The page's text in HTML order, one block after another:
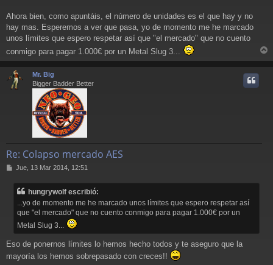
Ahora bien, como apuntáis, el número de unidades es el que hay y no
hay mas. Esperemos a ver que pasa, yo de momento me he marcado
unos límites que espero respetar así que "el mercado" que no cuento
conmigo para pagar 1.000€ por un Metal Slug 3...
r
Mr. Big
Bigger Badder Better
Re: Colapso mercado AES
M
Jue, 13 Mar 2014, 12:51
hungrywolf escribió:
...yo de momento me he marcado unos límites que espero respetar así
que "el mercado" que no cuento conmigo para pagar 1.000€ por un
Metal Slug 3...
Eso de ponernos límites lo hemos hecho todos y te aseguro que la
mayoría los hemos sobrepasado con creces!!